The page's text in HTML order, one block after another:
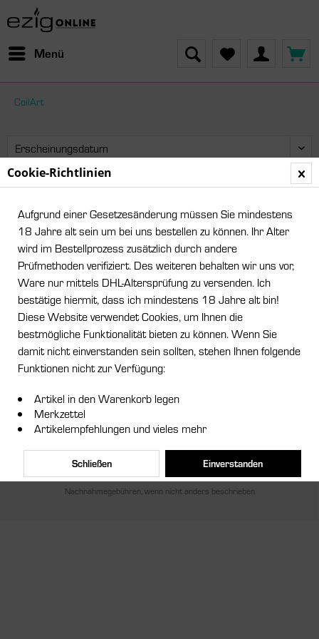
Menü
CoilArt
Service Hotline
Shop Service
Informationen
Newsletter
* Alle Preise inkl. gesetzl. Mehrwertsteuer zzgl.
Nachnahmegebühren, wenn nicht anders beschrieben
Cookie-Richtlinien
Aufgrund einer Gesetzesänderung müssen Sie mindestens
18 Jahre alt sein um bei uns bestellen zu können. Ihr Alter
wird im Bestellprozess zusätzlich durch andere
Prüfmethoden verifiziert. Des weiteren behalten wir uns vor,
Ware nur mittels DHL-Altersprüfung zu versenden. Ich
bestätige hiermit, dass ich mindestens 18 Jahre alt bin!
Diese Website verwendet Cookies, um Ihnen die
bestmögliche Funktionalität bieten zu können. Wenn Sie
damit nicht einverstanden sein sollten, stehen Ihnen folgende
Funktionen nicht zur Verfügung:
Artikel in den Warenkorb legen
Merkzettel
Artikelempfehlungen und vieles mehr
Einverstanden
Schließen